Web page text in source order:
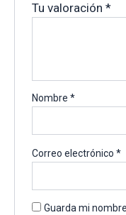
Tu valoración *
Nombre *
Correo electrónico *
Guarda mi